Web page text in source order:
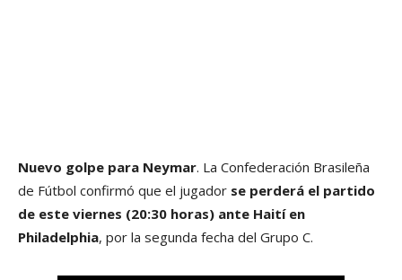
Nuevo golpe para Neymar. La Confederación Brasileña
de Fútbol confirmó que el jugador se perderá el partido
de este viernes (20:30 horas) ante Haití en
Philadelphia, por la segunda fecha del Grupo C.